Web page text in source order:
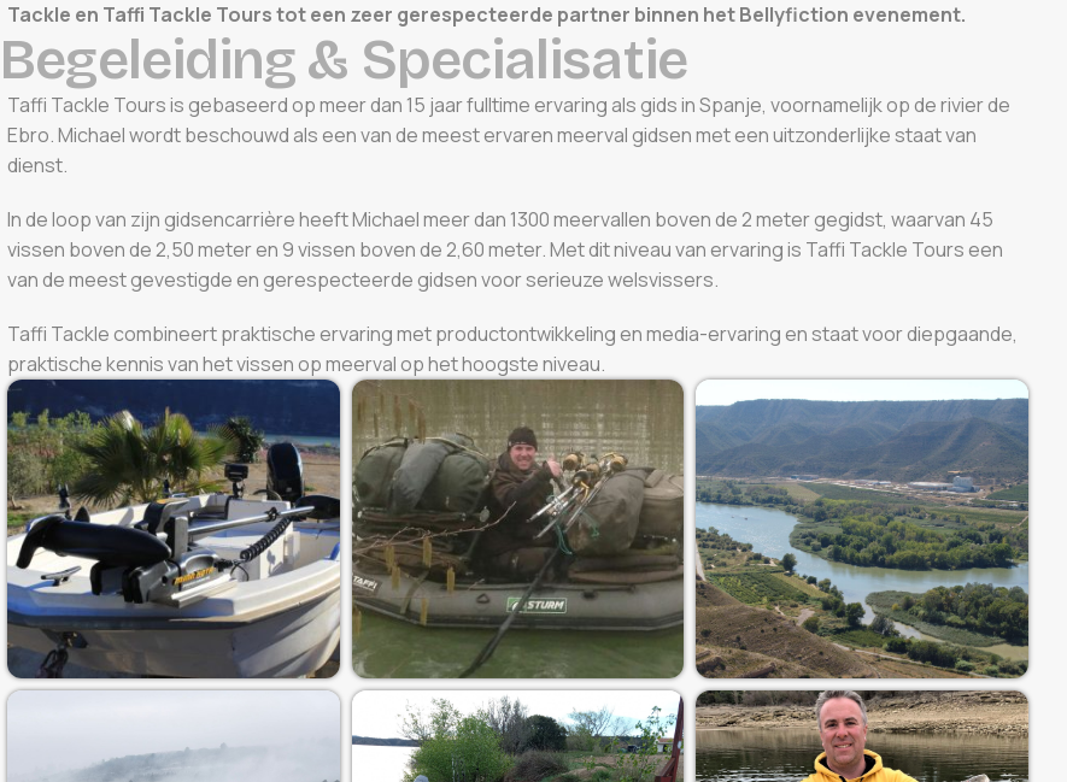
Tackle en Taffi Tackle Tours tot een zeer gerespecteerde partner binnen het Bellyfiction evenement.
Begeleiding & Specialisatie
Taffi Tackle Tours is gebaseerd op meer dan 15 jaar fulltime ervaring als gids in Spanje, voornamelijk op de rivier de
Ebro. Michael wordt beschouwd als een van de meest ervaren meerval gidsen met een uitzonderlijke staat van
dienst.
In de loop van zijn gidsencarrière heeft Michael meer dan 1300 meervallen boven de 2 meter gegidst, waarvan 45
vissen boven de 2,50 meter en 9 vissen boven de 2,60 meter. Met dit niveau van ervaring is Taffi Tackle Tours een
van de meest gevestigde en gerespecteerde gidsen voor serieuze welsvissers.
Taffi Tackle combineert praktische ervaring met productontwikkeling en media-ervaring en staat voor diepgaande,
praktische kennis van het vissen op meerval op het hoogste niveau.